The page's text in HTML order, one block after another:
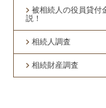
被相続人の役員貸付
説！
相続人調査
相続財産調査